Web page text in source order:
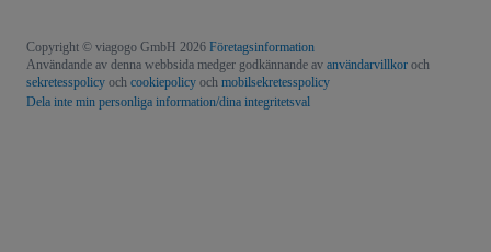
Copyright © viagogo GmbH 2026 Företagsinformation
Användande av denna webbsida medger godkännande av användarvillkor och
sekretesspolicy och cookiepolicy och mobilsekretesspolicy
Dela inte min personliga information/dina integritetsval